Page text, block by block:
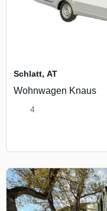
Schlatt, AT
Wohnwagen Knaus
4